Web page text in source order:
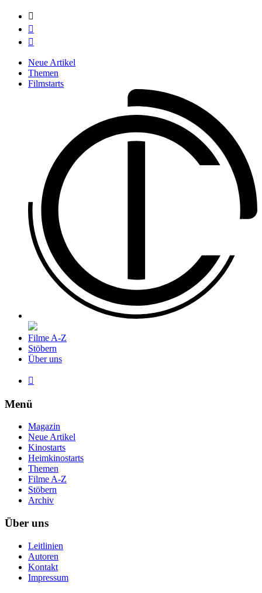



Neue Artikel
Themen
Filmstarts
Filme A-Z
Stöbern
Über uns

Menü
Magazin
Neue Artikel
Kinostarts
Heimkinostarts
Themen
Filme A-Z
Stöbern
Archiv
Über uns
Leitlinien
Autoren
Kontakt
Impressum